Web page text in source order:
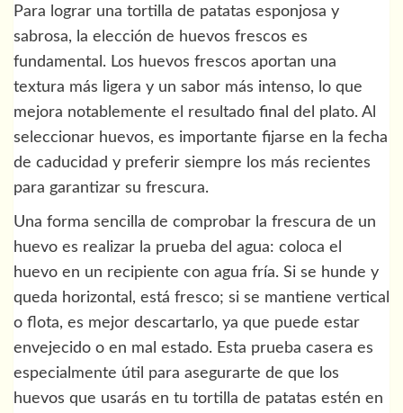
Para lograr una tortilla de patatas esponjosa y
sabrosa, la elección de huevos frescos es
fundamental. Los huevos frescos aportan una
textura más ligera y un sabor más intenso, lo que
mejora notablemente el resultado final del plato. Al
seleccionar huevos, es importante fijarse en la fecha
de caducidad y preferir siempre los más recientes
para garantizar su frescura.
Una forma sencilla de comprobar la frescura de un
huevo es realizar la prueba del agua: coloca el
huevo en un recipiente con agua fría. Si se hunde y
queda horizontal, está fresco; si se mantiene vertical
o flota, es mejor descartarlo, ya que puede estar
envejecido o en mal estado. Esta prueba casera es
especialmente útil para asegurarte de que los
huevos que usarás en tu tortilla de patatas estén en